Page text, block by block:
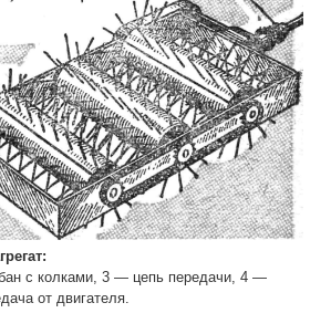
с колками, 3 — цепь передачи, 4 —
от двигателя.